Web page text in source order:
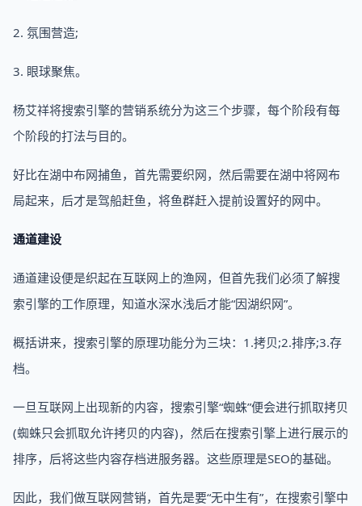
2. 氛围营造;
3. 眼球聚焦。
杨艾祥将搜索引擎的营销系统分为这三个步骤，每个阶段有每
个阶段的打法与目的。
好比在湖中布网捕鱼，首先需要织网，然后需要在湖中将网布
局起来，后才是驾船赶鱼，将鱼群赶入提前设置好的网中。
通道建设
通道建设便是织起在互联网上的渔网，但首先我们必须了解搜
索引擎的工作原理，知道水深水浅后才能“因湖织网”。
概括讲来，搜索引擎的原理功能分为三块：1.拷贝;2.排序;3.存
档。
一旦互联网上出现新的内容，搜索引擎“蜘蛛”便会进行抓取拷贝
(蜘蛛只会抓取允许拷贝的内容)，然后在搜索引擎上进行展示的
排序，后将这些内容存档进服务器。这些原理是SEO的基础。
因此，我们做互联网营销，首先是要“无中生有”，在搜索引擎中